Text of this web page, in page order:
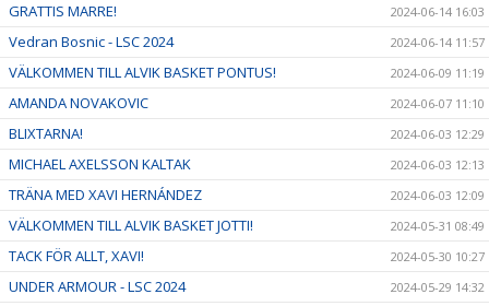
GRATTIS MARRE! 2024-06-14 16:03
Vedran Bosnic - LSC 2024 2024-06-14 11:57
VÄLKOMMEN TILL ALVIK BASKET PONTUS! 2024-06-09 11:19
AMANDA NOVAKOVIC 2024-06-07 11:10
BLIXTARNA! 2024-06-03 12:29
MICHAEL AXELSSON KALTAK 2024-06-03 12:13
TRÄNA MED XAVI HERNÁNDEZ 2024-06-03 12:09
VÄLKOMMEN TILL ALVIK BASKET JOTTI! 2024-05-31 08:49
TACK FÖR ALLT, XAVI! 2024-05-30 10:27
UNDER ARMOUR - LSC 2024 2024-05-29 14:32